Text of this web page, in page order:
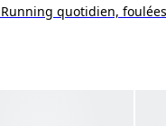
Running quotidien,